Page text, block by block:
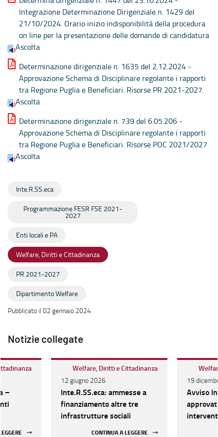
Integrazione Determinazione Dirigenziale n. 1429 del
21/10/2024. Orario inizio indisponibilità della procedura
on line per la presentazione delle domande di candidatura
Ascolta
Determinazione dirigenziale n. 1635 del 2.12.2024 -
Approvazione Schema di Disciplinare regolante i rapporti
tra Regione Puglia e Beneficiari. Risorse PR 2021-2027.
Ascolta
Determinazione dirigenziale n. 739 del 6.05.206 -
Approvazione Schema di Disciplinare regolante i rapporti
tra Regione Puglia e Beneficiari. Risorse POC 2021/2027
Ascolta
Inte.R.SS.eca
Programmazione FESR FSE 2021-
2027
Enti locali e PA
Welfare, Diritti e Cittadinanza
PR 2021-2027
Dipartimento Welfare
Pubblicato il 02 gennaio 2024
Notizie collegate
–
Welfare, Diritti e Cittadinanza
12 giugno 2026
Inte.R.SS.eca: ammesse a
finanziamento altre tre
infrastrutture sociali
CONTINUA A LEGGERE
19
Avviso